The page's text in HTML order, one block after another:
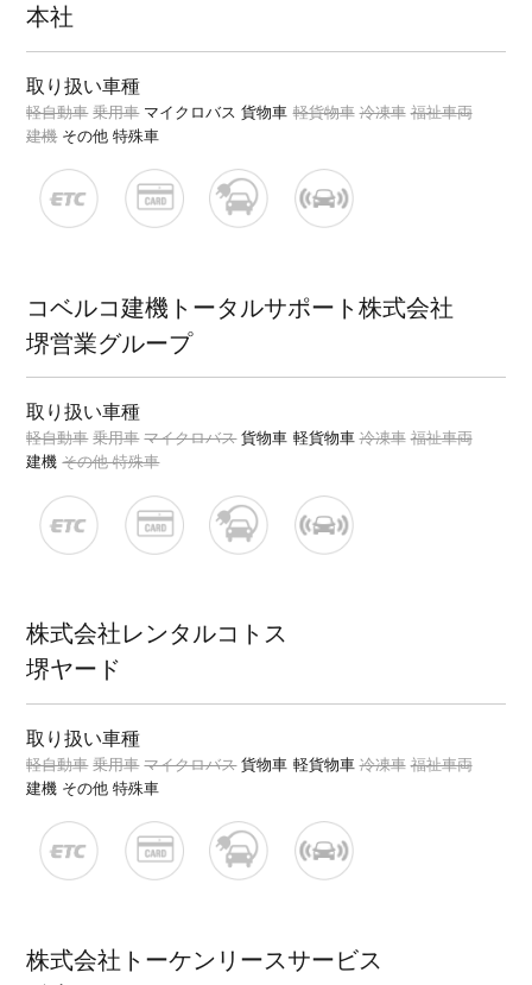
本社
取り扱い車種
軽自動車 乗用車 マイクロバス 貨物車 軽貨物車 冷凍車 福祉車両
建機 その他 特殊車
コベルコ建機トータルサポート株式会社
堺営業グループ
取り扱い車種
軽自動車 乗用車 マイクロバス 貨物車 軽貨物車 冷凍車 福祉車両
建機 その他 特殊車
株式会社レンタルコトス
堺ヤード
取り扱い車種
軽自動車 乗用車 マイクロバス 貨物車 軽貨物車 冷凍車 福祉車両
建機 その他 特殊車
株式会社トーケンリースサービス